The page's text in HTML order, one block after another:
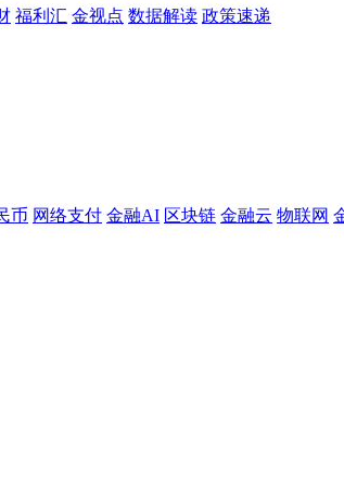
福利汇 金视点 数据解读 政策速递
币 网络支付 金融AI 区块链 金融云 物联网